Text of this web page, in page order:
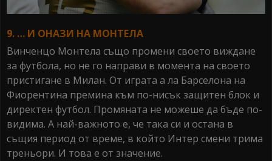
9. … И ОНАЗИ НА МОНТЕЛА
Винченцо Монтела също промени своето виждане
за футбола, но не го направи в момента на своето
пристигане в Милан. От играта а ла Барселона на
Фиорентина премина към по-нисък защитен блок и
директен футбол. Промяната не можеше да бъде по-
видима. А най-важното е, че така си и остана в
същия период от време, в който Интер смени трима
треньори. И това е от значение.